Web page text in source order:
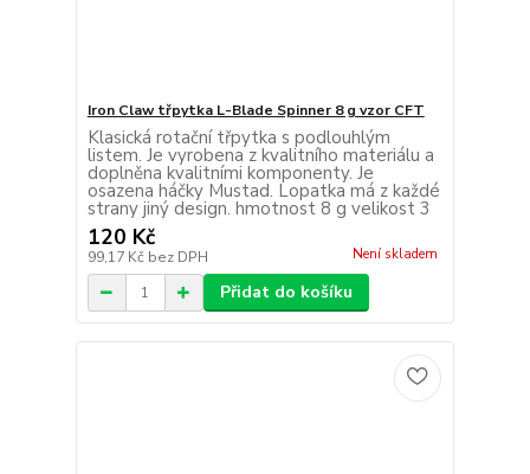
Iron Claw třpytka L-Blade Spinner 8 g vzor CFT
Klasická rotační třpytka s podlouhlým
listem. Je vyrobena z kvalitního materiálu a
doplněna kvalitními komponenty. Je
osazena háčky Mustad. Lopatka má z každé
strany jiný design. hmotnost 8 g velikost 3
120 Kč
99,17 Kč bez DPH Není skladem
Přidat do košíku